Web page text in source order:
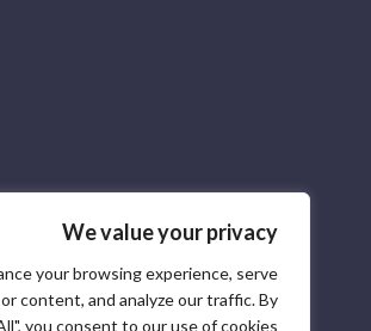
We value your privacy
your browsing experience, serve
content, and analyze our traffic. By
you consent to our use of cookies.